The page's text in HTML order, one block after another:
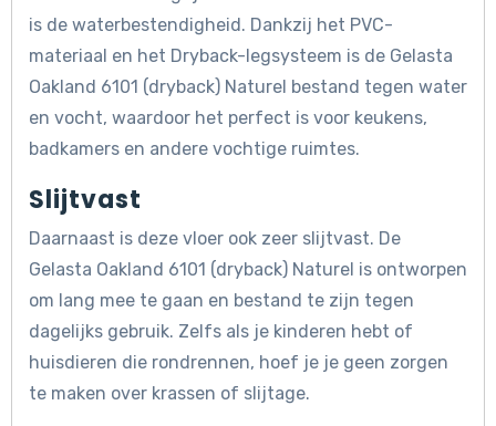
is de waterbestendigheid. Dankzij het PVC-
materiaal en het Dryback-legsysteem is de Gelasta
Oakland 6101 (dryback) Naturel bestand tegen water
en vocht, waardoor het perfect is voor keukens,
badkamers en andere vochtige ruimtes.
Slijtvast
Daarnaast is deze vloer ook zeer slijtvast. De
Gelasta Oakland 6101 (dryback) Naturel is ontworpen
om lang mee te gaan en bestand te zijn tegen
dagelijks gebruik. Zelfs als je kinderen hebt of
huisdieren die rondrennen, hoef je je geen zorgen
te maken over krassen of slijtage.